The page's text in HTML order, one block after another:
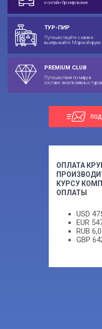
и онлайн-бронирование
ТУР-ПИР
Путешествуйте с нами и
выигрывайте Морской круиз
PREMIUM CLUB
Путешествия по миру в
составе эксклюзивных туров
ОПЛАТА
КУРСУ
ОПЛАТЫ
USD
EUR
RUB 6,0
GBP